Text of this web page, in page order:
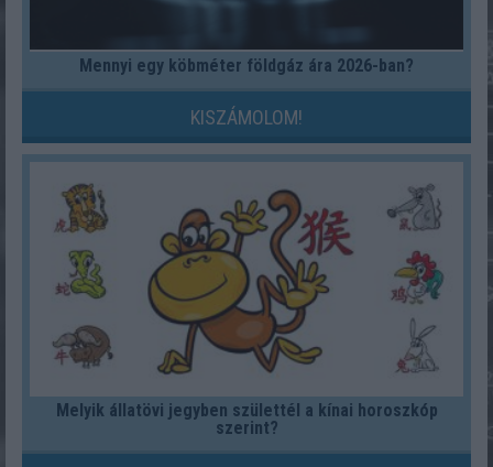
Mennyi egy köbméter földgáz ára 2026-ban?
KISZÁMOLOM!
Melyik állatövi jegyben születtél a kínai horoszkóp
szerint?